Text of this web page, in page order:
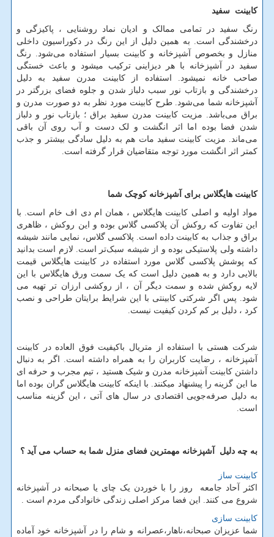
کابینت سفید
رنگ سفید در تمامی ممالک و ادیان نماد روشنایی ، پاکیزگی و
درخشندگی است. به همین دلیل از این رنگ در دکوراسیون داخلی
منازل و بخصوص آشپزخانه و کابینت بسیار استفاده می‌شود. رنگ
سفید در آشپزخانه با هر دیزاینی ترکیب میشود و باعث خستگی
صاحب خانه نمیشود. استفاده از کابینت مدرن سفید به دلیل
درخشندگی و بازتاب نور سبب دلباز شدن و جلوه فضای بزرگتر در
آشپزخانه شما می‌شود. طرح کابینت مورد نظر به دو صورت مدرن و
براق می‌باشد. مزیت کابینت مدرن سفید براق ؛ بازتاب نور و دلباز
شدن فضا بوده اما اثر انگشت و لک دست و آب روی آن باقی
می‌ماند. مزیت کابینت سفید مات هم به دلیل سادگی بیشتر و جذب
کمتر اثر انگشت مورد توجه متقاضیان قرار گرفته است.
کابینت هایگلاس برای آشپزخانه کوچک شما
مواد اولیه و اصلی کابینت هایگلاس ، همان ام دی اف خام است. با
این تفاوت که روکش آن پلاکسی گلاس بوده و این روکش ، ظاهری
براق و جذاب به کابینت داده است. پلاکسی گلاس، نمایی مانند شیشه
داشته ولی پلاستیکی بوده و از شیشه سبکتر است. لازم است بدانید
که پوشش پلاکسی گلاس مورد استفاده در کابینت هایگلاس قیمت
بالایی دارد و به همین دلیل است که یک سمت ورق هایگلاس با این
لایه روکش شده و سمت دیگر آن ، از روکشی ارزان تر تهیه می
شود. پس اگر شرکتی کابینتی با این شرایط برایتان طراحی و نصب
کرد ، دلیل بر کم کردن کیفیت نیست.
شرکت هستی با استفاده از متریال باکیفیت فوق العاده در کابینت
آشپزخانه ، رضایت کاربران را به همراه داشته است. اگر به دنبال
داشتن کابینت آشپزخانه مدرن و شیک هستید ، تیم مجرب و حرفه ای
ما این گزینه را پیشنهاد میکنند. با اینکه کابینت هایگلاس گران بوده اما
به دلیل صرفه‌جویی اقتصادی در سال های آتی ، این گزینه مناسب
است.
به چه دلیل آشپزخانه مهمترین فضای منزل شما به حساب می آید ؟
کابینت ساز
اکثر آحاد جامعه روز را با خوردن یک چای یا صبحانه در آشپزخانه
شروع می کنند. این فضا مرکز اصلی زندگی خانوادگی مردم است .
کابینت سازی
شما عزیزان صبحانه،ناهار،عصرانه و شام را در آشپزخانه خود آماده